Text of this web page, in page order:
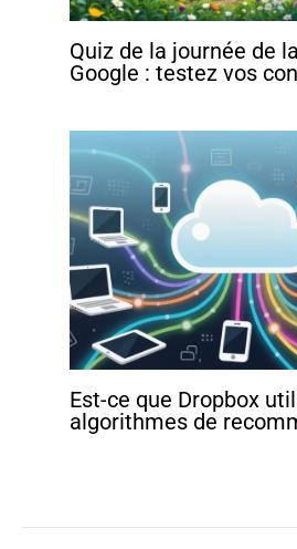
Quiz de la journée de
Google : testez vos
Est-ce que Dropbox
algorithmes de